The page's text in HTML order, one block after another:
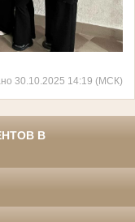
30.10.2025 14:19 (МСК)
В